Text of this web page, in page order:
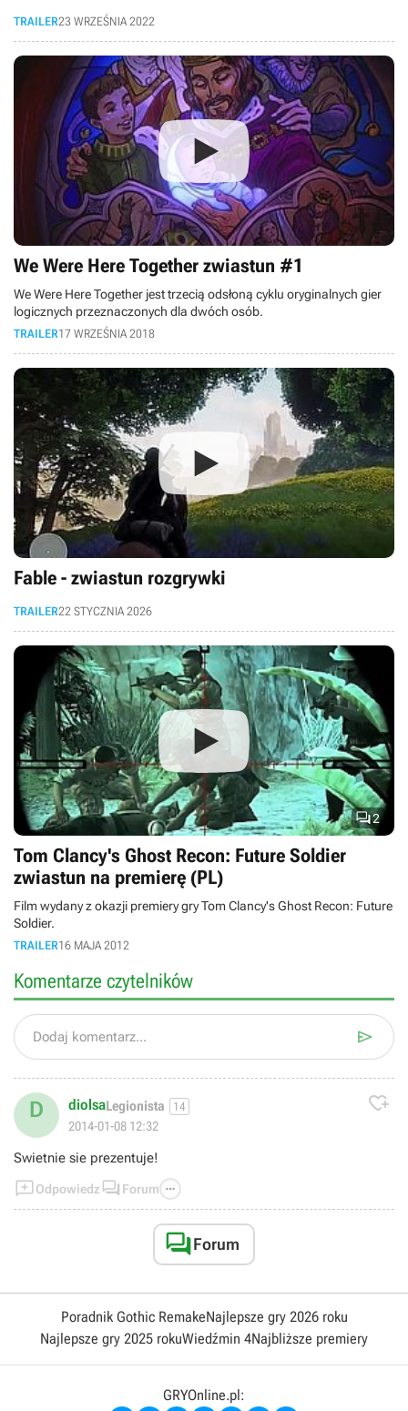
TRAILER23 WRZEŚNIA 2022
We Were Here Together zwiastun #1
We Were Here Together jest trzecią odsłoną cyklu oryginalnych gier
logicznych przeznaczonych dla dwóch osób.
TRAILER17 WRZEŚNIA 2018
Fable - zwiastun rozgrywki
TRAILER22 STYCZNIA 2026
2
Tom Clancy's Ghost Recon: Future Soldier
zwiastun na premierę (PL)
Film wydany z okazji premiery gry Tom Clancy's Ghost Recon: Future
Soldier.
TRAILER16 MAJA 2012
Komentarze czytelników
Dodaj komentarz... 
D diolsaLegionista 14
2014-01-08 12:32

Swietnie sie prezentuje!
Odpowiedz  Forum 
Forum
Poradnik Gothic RemakeNajlepsze gry 2026 roku
Najlepsze gry 2025 rokuWiedźmin 4Najbliższe premiery
GRYOnline.pl: